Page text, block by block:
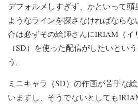
デフォルメしすぎず、かといって頭
ようなラインを探さなければなら
合は必ずその絵師さんにIRIAM（イ
（SD）を使った配信がしたいとい
う。
ミニキャラ（SD）の作画が苦手な
いますし、そうでないとしても